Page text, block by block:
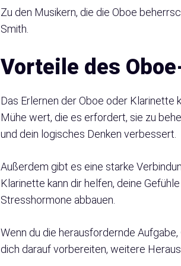
Zu den Musikern, die die Oboe
Smith.
Vorteile des
Das Erlernen der Oboe oder Klarinette
Mühe wert, die es erfordert, sie zu
und dein logisches Denken verbessert.
Außerdem gibt es eine starke
Klarinette kann dir helfen, deine
Stresshormone abbauen.
Wenn du die herausfordernde
dich darauf vorbereiten, weitere